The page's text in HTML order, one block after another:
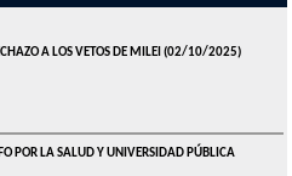
A LOS VETOS DE MILEI (02/10/2025)
POR LA SALUD Y UNIVERSIDAD PÚBLICA